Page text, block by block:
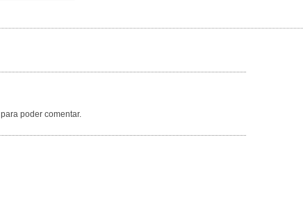
para poder comentar.